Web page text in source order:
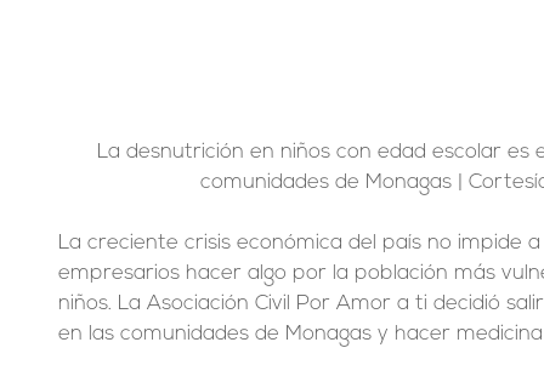
La desnutrición en niños con edad escolar es
comunidades de Monagas |
La creciente crisis económica del país no impide
empresarios hacer algo por la población más
niños. La Asociación Civil Por Amor a ti decidió
en las comunidades de Monagas y hacer